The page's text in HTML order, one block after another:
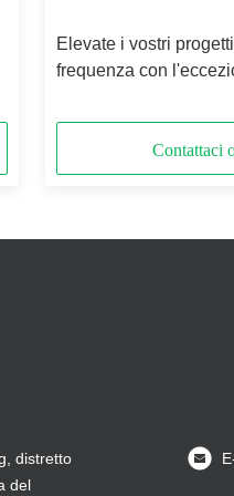
Elevate i vostri
frequenza con
Contattaci
distretto
del